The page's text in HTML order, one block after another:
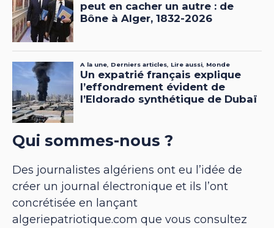
Qui sommes-nous ?
Des journalistes algériens ont eu l’idée de
créer un journal électronique et ils l’ont
concrétisée en lançant
algeriepatriotique.com que vous consultez